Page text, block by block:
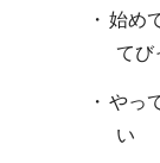
・ 始め
てび
・ やっ
い